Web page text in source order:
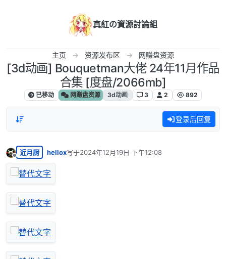
真紅の資源討論組
主页 资源发布区 网赚盘资源
[3d动画] Bouquetman大佬 24年11月作品
合集 [度盘/2066mb]
已移动 网赚盘资源 3d动画 3 2 892
登录后回复
离线
近月厨 hellox写于2024年12月19日 下午12:08
最后由 编辑